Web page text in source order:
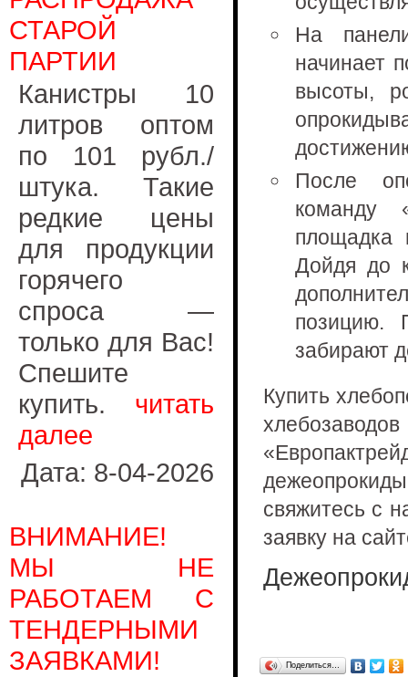
СТАРОЙ
ПАРТИИ
Канистры 10
литров оптом
по 101 рубл./
штука. Такие
редкие цены
для продукции
горячего
спроса —
только для Вас!
Спешите
купить. читать
далее
Дата: 8-04-2026
ВНИМАНИЕ!
МЫ НЕ
РАБОТАЕМ С
ТЕНДЕРНЫМИ
ЗАЯВКАМИ!
На
начинает
высоты,
После
команду
площадка
Дойдя до
позицию.
забирают
Купить
свяжитесь с
заявку на
Поделиться…